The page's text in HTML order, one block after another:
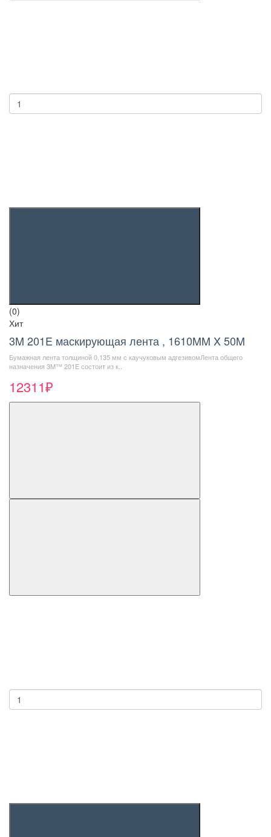
(0)
Хит
3M 201E маскирующая лента , 1610MM X 50M
Бумажная лента толщиной 0,135 мм с каучуковым адгезивомЛента общего
назначения 3M™ 201E состоит из к..
12311₽